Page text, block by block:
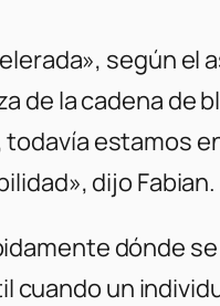
según el
de la cadena de
estamos
dijo Fabian.
dónde
cuando un